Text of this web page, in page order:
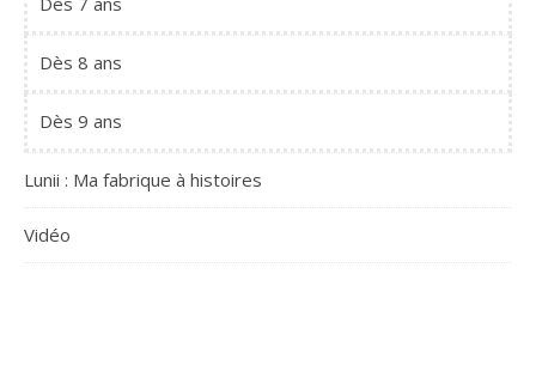
Dès 8 ans
Dès 9 ans
Lunii : Ma fabrique à histoires
Vidéo